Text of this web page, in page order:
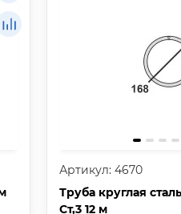
Артикул: 4670
Труба круглая
Ст,3 12 м